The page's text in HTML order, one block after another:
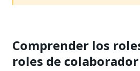
Comprender los
roles de colaborador